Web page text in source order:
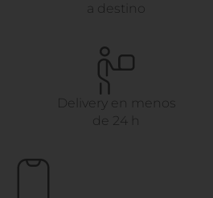
a destino
Delivery en menos
de 24 h